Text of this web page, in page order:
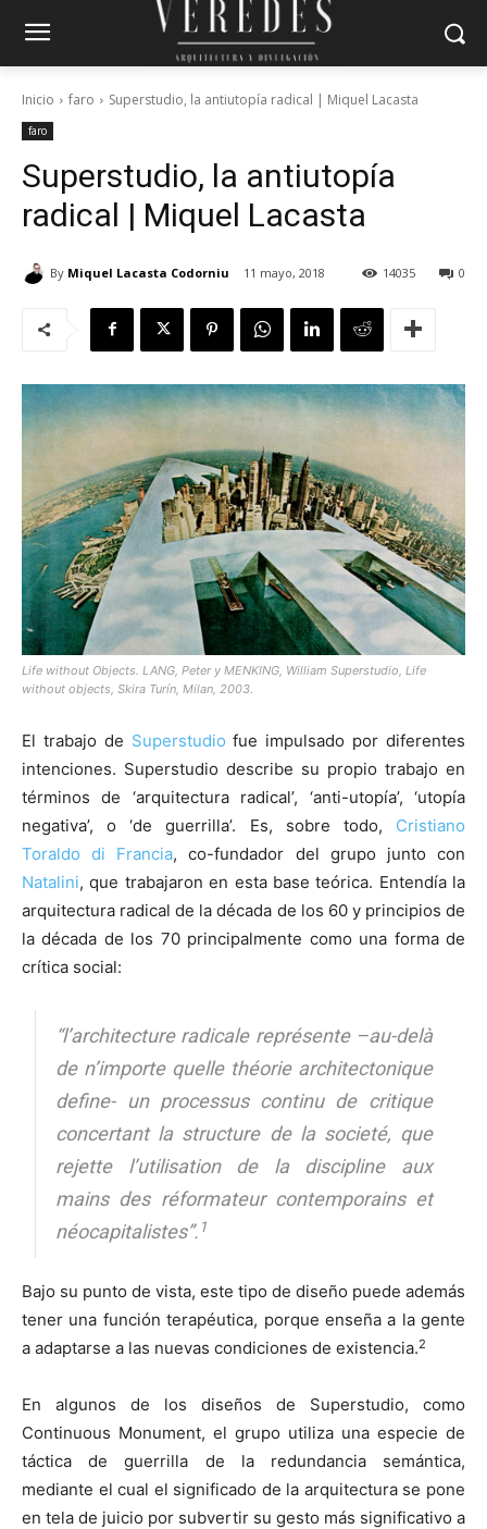
Inicio faro Superstudio, la antiutopía radical | Miquel Lacasta
faro
Superstudio, la antiutopía
radical | Miquel Lacasta
By Miquel Lacasta Codorniu 11 mayo, 2018 0
14035
Life without Objects. LANG, Peter y MENKING, William Superstudio, Life
without objects, Skira Turín, Milan, 2003.
El trabajo de Superstudio fue impulsado por diferentes
intenciones. Superstudio describe su propio trabajo en
términos de ‘arquitectura radical’, ‘anti-utopía’, ‘utopía
negativa’, o ‘de guerrilla’. Es, sobre todo, Cristiano
Toraldo di Francia, co-fundador del grupo junto con
Natalini, que trabajaron en esta base teórica. Entendía la
arquitectura radical de la década de los 60 y principios de
la década de los 70 principalmente como una forma de
crítica social:
“l’architecture radicale représente –au-delà
de n’importe quelle théorie architectonique
define- un processus continu de critique
concertant la structure de la societé, que
rejette l’utilisation de la discipline aux
mains des réformateur contemporains et
néocapitalistes”. 1
Bajo su punto de vista, este tipo de diseño puede además
tener una función terapéutica, porque enseña a la gente
a adaptarse a las nuevas condiciones de existencia.2
En algunos de los diseños de Superstudio, como
Continuous Monument, el grupo utiliza una especie de
táctica de guerrilla de la redundancia semántica,
mediante el cual el significado de la arquitectura se pone
en tela de juicio por subvertir su gesto más significativo a